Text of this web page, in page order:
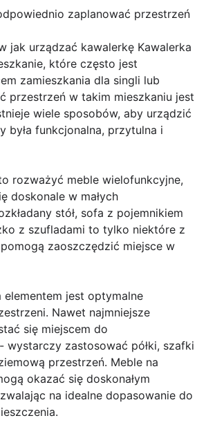
zaplanować przestrzeń
jak urządzać kawalerkę Kawalerka
które często jest
zamieszkania dla singli lub
przestrzeń w takim mieszkaniu jest
wiele sposobów, aby urządzić
była funkcjonalna, przytulna i
rozważyć meble wielofunkcyjne,
doskonale w małych
stół, sofa z pojemnikiem
z szufladami to tylko niektóre z
zaoszczędzić miejsce w
elementem jest optymalne
Nawet najmniejsze
się miejscem do
wystarczy zastosować półki, szafki
przestrzeń. Meble na
okazać się doskonałym
na idealne dopasowanie do